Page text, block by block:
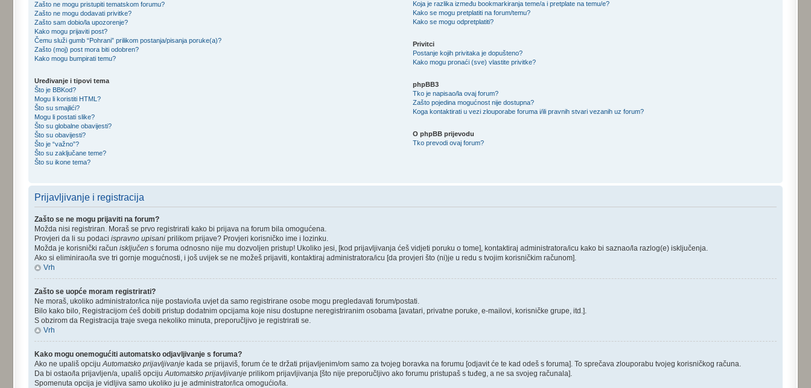
Zašto ne mogu pristupiti tematskom forumu?
Zašto ne mogu dodavati privitke?
Zašto sam dobio/la upozorenje?
Kako mogu prijaviti post?
Čemu služi gumb “Pohrani” prilikom postanja/pisanja poruke(a)?
Zašto (moj) post mora biti odobren?
Kako mogu bumpirati temu?
Uređivanje i tipovi tema
Što je BBKod?
Mogu li koristiti HTML?
Što su smajlići?
Mogu li postati slike?
Što su globalne obavijesti?
Što su obavijesti?
Što je “važno”?
Što su zaključane teme?
Što su ikone tema?
Koja je razlika između bookmarkiranja teme/a i pretplate na temu/e?
Kako se mogu pretplatiti na forum/temu?
Kako se mogu odpretplatiti?
Privitci
Postanje kojih privitaka je dopušteno?
Kako mogu pronaći (sve) vlastite privitke?
phpBB3
Tko je napisao/la ovaj forum?
Zašto pojedina mogućnost nije dostupna?
Koga kontaktirati u vezi zlouporabe foruma i/ili pravnih stvari vezanih uz forum?
O phpBB prijevodu
Tko prevodi ovaj forum?
Prijavljivanje i registracija
Zašto se ne mogu prijaviti na forum?
Možda nisi registriran. Moraš se prvo registrirati kako bi prijava na forum bila omogućena.
Provjeri da li su podaciispravno upisani prilikom prijave? Provjeri korisničko ime i lozinku.
Možda je korisnički računisključen s foruma odnosno nije mu dozvoljen pristup! Ukoliko jesi, [kod prijavljivanja ćeš vidjeti poruku o tome], kontaktiraj administratora/icu kako bi saznao/la razlog(e) isključenja.
Ako si eliminirao/la sve tri gornje mogućnosti, i još uvijek se ne možeš prijaviti, kontaktiraj administratora/icu [da provjeri što (ni)je u redu s tvojim korisničkim računom].
Vrh
Zašto se uopće moram registrirati?
Ne moraš, ukoliko administrator/ica nije postavio/la uvjet da samo registrirane osobe mogu pregledavati forum/postati.
Bilo kako bilo, Registracijom ćeš dobiti pristup dodatnim opcijama koje nisu dostupne neregistriranim osobama [avatari, privatne poruke, e-mailovi, korisničke grupe, itd.].
S obzirom da Registracija traje svega nekoliko minuta, preporučljivo je registrirati se.
Vrh
Kako mogu onemogućiti automatsko odjavljivanje s foruma?
Ako ne upališ opcijuAutomatsko prijavljivanje kada se prijaviš, forum će te držati prijavljenim/om samo za tvojeg boravka na forumu [odjavit će te kad odeš s foruma]. To sprečava zlouporabu tvojeg korisničkog računa.
Da bi ostao/la prijavljen/a, upališ opcijuAutomatsko prijavljivanje prilikom prijavljivanja [što nije preporučljivo ako forumu pristupaš s tuđeg, a ne sa svojeg računala].
Spomenuta opcija je vidljiva samo ukoliko ju je administrator/ica omogućio/la.